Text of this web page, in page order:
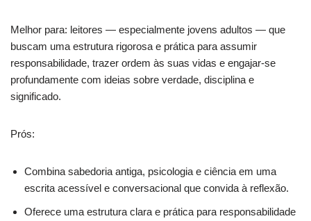
Melhor para: leitores — especialmente jovens adultos — que
buscam uma estrutura rigorosa e prática para assumir
responsabilidade, trazer ordem às suas vidas e engajar-se
profundamente com ideias sobre verdade, disciplina e
significado.
Prós:
Combina sabedoria antiga, psicologia e ciência em uma
escrita acessível e conversacional que convida à reflexão.
Oferece uma estrutura clara e prática para responsabilidade